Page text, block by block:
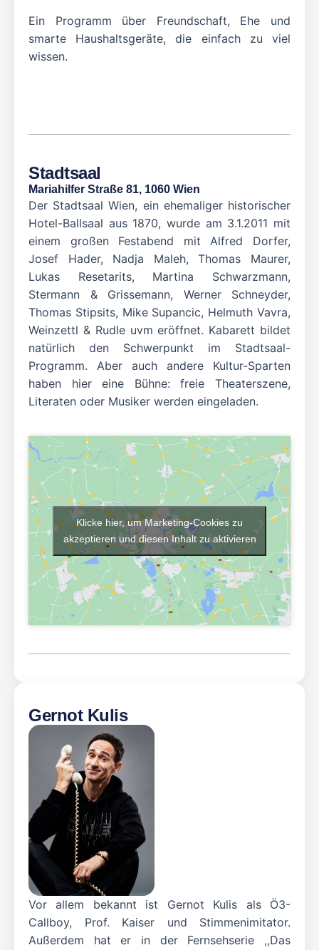
Ein Programm über Freundschaft, Ehe und
smarte Haushaltsgeräte, die einfach zu viel
wissen.
Stadtsaal
Mariahilfer Straße 81, 1060 Wien
Der Stadtsaal Wien, ein ehemaliger historischer
Hotel-Ballsaal aus 1870, wurde am 3.1.2011 mit
einem großen Festabend mit Alfred Dorfer,
Josef Hader, Nadja Maleh, Thomas Maurer,
Lukas Resetarits, Martina Schwarzmann,
Stermann & Grissemann, Werner Schneyder,
Thomas Stipsits, Mike Supancic, Helmuth Vavra,
Weinzettl & Rudle uvm eröffnet. Kabarett bildet
natürlich den Schwerpunkt im Stadtsaal-
Programm. Aber auch andere Kultur-Sparten
haben hier eine Bühne: freie Theaterszene,
Literaten oder Musiker werden eingeladen.
Klicke hier, um Marketing-Cookies zu
akzeptieren und diesen Inhalt zu aktivieren
Gernot Kulis
Vor allem bekannt ist Gernot Kulis als Ö3-
Callboy, Prof. Kaiser und Stimmenimitator.
Außerdem hat er in der Fernsehserie ,,Das